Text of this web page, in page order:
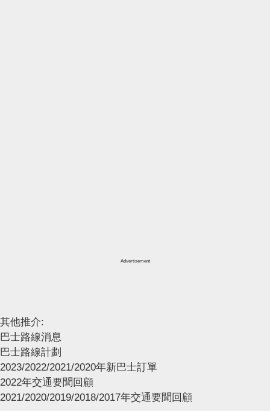
Advertisement
其他推介:
巴士路線消息
巴士路線計劃
2023/2022/2021/2020年新巴士訂單
2022年交通要聞回顧
2021/2020/2019/2018/2017年交通要聞回顧